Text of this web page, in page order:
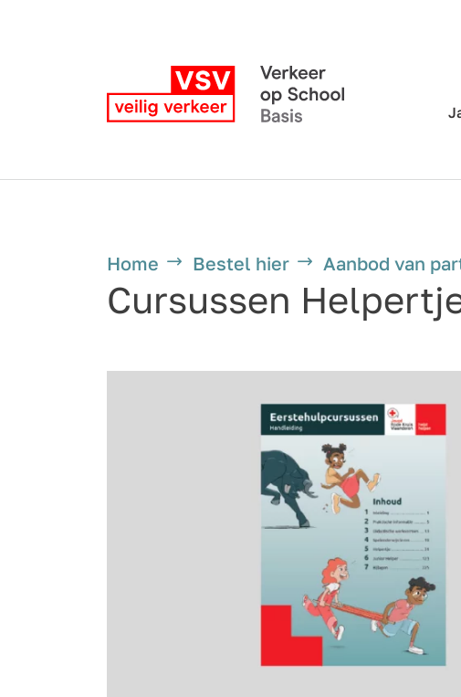
Home Bestel hier Aanbod van
Cursussen